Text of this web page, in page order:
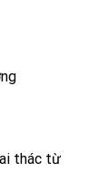
thác từ